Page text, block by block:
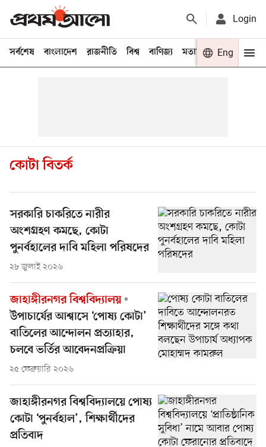
Login
সর্বশেষ বাংলাদেশ রাজনীতি বিশ্ব বাণিজ্য মতামত খেলা
Eng
কোটা বিতর্ক
সরকারি চাকরিতে নারীর
অংশগ্রহণ কমছে, কোটা
পুনর্বহালের দাবি মহিলা পরিষদের
২৮ জুলাই ২০২৬
জাহাঙ্গীরনগর বিশ্ববিদ্যালয়
উপাচার্যের আশ্বাসে ‘পোষ্য কোটা’
বাতিলের আন্দোলন প্রত্যাহার,
চলবে ভর্তির আবেদনপ্রক্রিয়া
২৫ ফেব্রুয়ারি ২০২৬
জাহাঙ্গীরনগর বিশ্ববিদ্যালয়ে পোষ্য
কোটা ‘পুনর্বহাল’, শিক্ষার্থীদের
প্রতিবাদ